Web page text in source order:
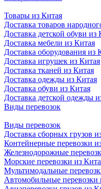
Товары из Китая
Доставка товаров
Доставка детской обуви из
Доставка мебели из Китая
Доставка оборудования из
Доставка игрушек из Китая
Доставка тканей из Китая
Доставка одежды из Китая
Доставка обуви из Китая
Доставка детской одежды
Виды перевозок
Виды перевозок
Доставка сборных грузов
Контейнерные перевозки
Железнодорожные
Морские перевозки из
Мультимодальные
Автомобильные перевозки